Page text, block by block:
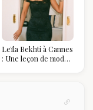
Leïla Bekhti à Cannes
: Une leçon de mode